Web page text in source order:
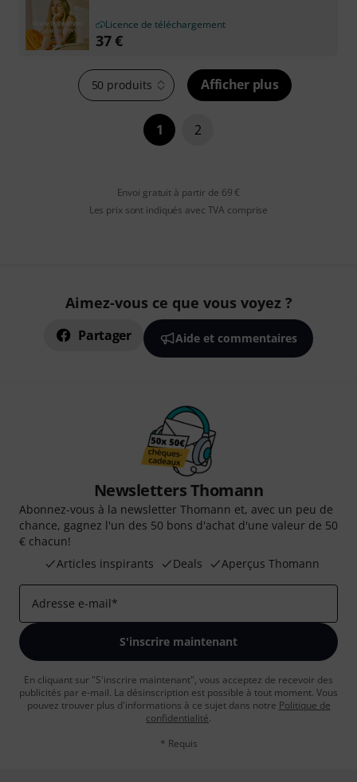
Licence de téléchargement
37€
50 produits Afficher plus
1 2
Envoi gratuit à partir de 69 €
Les prix sont indiqués avec TVA comprise
Aimez-vous ce que vous voyez ?
Partager Aide et commentaires
Newsletters Thomann
Abonnez-vous à la newsletter Thomann et, avec un peu de
chance, gagnez l'un des 50 bons d'achat d'une valeur de 50
€ chacun!
Articles inspirants
Deals Aperçus Thomann
Adresse e-mail*
S'inscrire maintenant
En cliquant sur "S'inscrire maintenant", vous acceptez de recevoir des
publicités par e-mail. La désinscription est possible à tout moment. Vous
pouvez trouver plus d'informations à ce sujet dans notre Politique de
confidentialité.
* Requis